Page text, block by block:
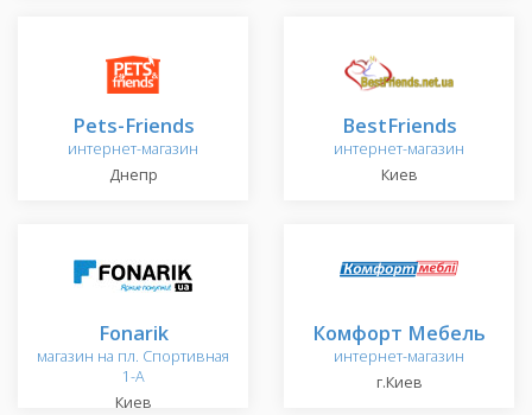
Pets-Friends
интернет-магазин
Днепр
BestFriends
интернет-магазин
Киев
Fonarik
магазин на пл. Спортивная
1-А
Киев
Комфорт Мебель
интернет-магазин
г.Киев